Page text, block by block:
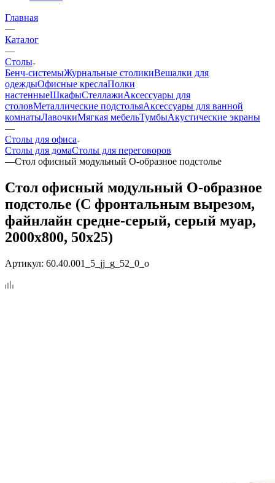
Главная
—
Каталог
—
Столы
Бенч-системыЖурнальные столикиВешалки для
одеждыОфисные креслаПолки
настенныеШкафыСтеллажиАксессуары для
столовМеталлические подстольяАксессуары для ванной
комнатыЛавочкиМягкая мебельТумбыАкустические экраны
—
Столы для офиса
Столы для домаСтолы для переговоров
—Стол офисный модульный О-образное подстолье
Стол офисный модульный О-образное
подстолье (С фронтальным вырезом,
файнлайн средне-серый, серый муар,
2000x800, 50x25)
Артикул: 60.40.001_5_jj_g_52_0_o